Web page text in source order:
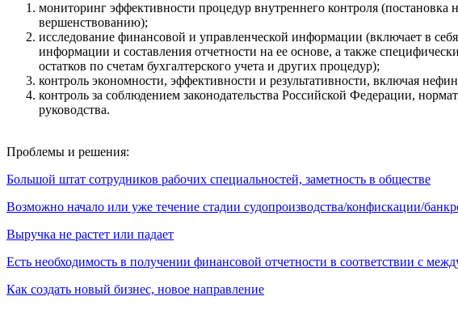
мониторинг эффективности процедур внутреннего контроля (постановка
вершенствованию);
исследование финансовой и управленческой информации (включает в
информации и составления отчетности на ее основе, а также
остатков по счетам бухгалтерского учета и других процедур);
контроль экономности, эффективности и результативности, включая
контроль за соблюдением законодательства Российской Федерации,
руководства.
Проблемы и решения:
Большой штат сотрудников рабочих специальностей, заметность в обществе
Возможно начало или уже течение стадии судопроизводства/конфискации/
Выручка не растет или падает
Есть необходимость в получении финансовой отчетности в соответствии с
Как создать новый бизнес, новое направление